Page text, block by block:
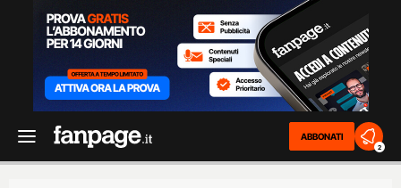
ABBONATI
2